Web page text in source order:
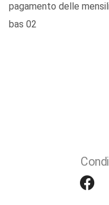
pagamento delle
bas 02